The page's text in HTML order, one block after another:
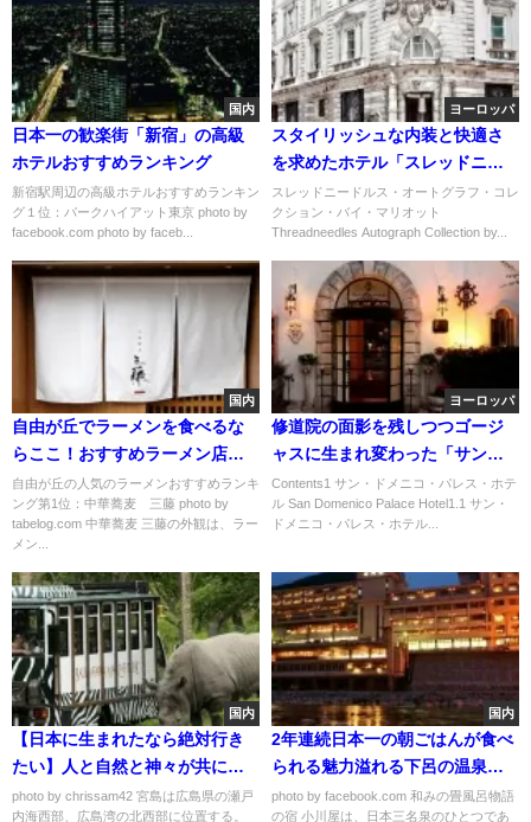
国内
日本一の歓楽街「新宿」の高級
ホテルおすすめランキング
新宿駅周辺の高級ホテルおすすめランキン
グ１位：パークハイアット東京 photo by
facebook.com photo by faceb...
ヨーロッパ
スタイリッシュな内装と快適さ
を求めたホテル「スレッドニー
ドルス・オートグラフ・コレク
ション・バイ・マリオット」
スレッドニードルス・オートグラフ・コレ
クション・バイ・マリオット
Threadneedles Autograph Collection by...
国内
自由が丘でラーメンを食べるな
らここ！おすすめラーメン店ラ
ンキングTOP5
自由が丘の人気のラーメンおすすめランキ
ング第1位：中華蕎麦 三藤 photo by
tabelog.com 中華蕎麦 三藤の外観は、ラー
メン...
ヨーロッパ
修道院の面影を残しつつゴージ
ャスに生まれ変わった「サン・
ドメニコ・パレス・ホテル」
Contents1 サン・ドメニコ・パレス・ホテ
ル San Domenico Palace Hotel1.1 サン・
ドメニコ・パレス・ホテル...
国内
【日本に生まれたなら絶対行き
たい】人と自然と神々が共に生
きる神の島「宮島」
photo by chrissam42 宮島は広島県の瀬戸
内海西部、広島湾の北西部に位置する。
国内
2年連続日本一の朝ごはんが食べ
られる魅力溢れる下呂の温泉宿
「和みの畳風呂物語の宿 小川
photo by facebook.com 和みの畳風呂物語
の宿 小川屋は、日本三名泉のひとつであ